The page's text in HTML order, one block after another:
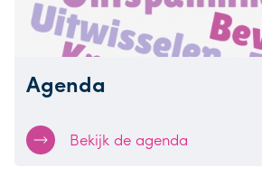
Agenda
Bekijk de agenda